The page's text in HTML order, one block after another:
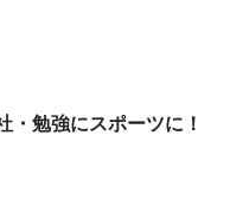
・勉強にスポーツに！